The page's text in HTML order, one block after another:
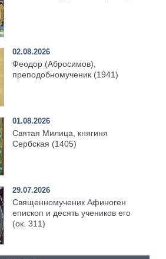
02.08.2026
Феодор (Абросимов),
преподобномученик (1941)
01.08.2026
Святая Милица, княгиня
Сербская (1405)
29.07.2026
Священномученик Афиноген
епископ и десять учеников его
(ок. 311)